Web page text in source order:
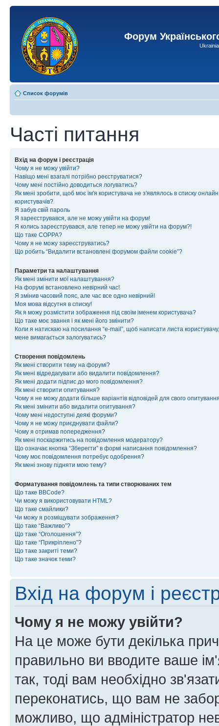
Форум
Список форумів
Часті питання
Вхід на форум і реєстрація
Чому я не можу увійти?
Навіщо мені взагалі потрібно реєструватися?
Чому мені постійно доводиться логуватись?
Як мені зробити, щоб моє ім'я користувача не з'являлось в списку онлайн
користувачів?
Я забув свій пароль
Я зареєструвався, але не можу увійти на форум!
Я колись зареєструвався, але тепер не можу увійти на форум?!
Що таке COPPA?
Чому я не можу зареєструватись?
Що робить “Видалити встановлені форумом файли cookie”?
Параметри та налаштування
Як мені змінити мої налаштування?
На форумі встановлено невірний час!
Я змінив часовий пояс, але час все одно невірний!
Моя мова відсутня в списку!
Як я можу розмістити зображення під своїм іменем користувача?
Що таке моє звання і як мені його змінити?
Коли я натискаю на посилання “e-mail”, щоб написати листа користувачу,
мене вимагається залогуватись?
Створення повідомлень
Як мені створити тему на форумі?
Як мені відредагувати або видалити повідомлення?
Як мені додати підпис до мого повідомлення?
Як мені створити опитування?
Чому я не можу додати більше варіантів відповідей для свого
Як мені змінити або видалити опитування?
Чому мені недоступні деякі форуми?
Чому я не можу приєднувати файли?
Чому я отримав попередження?
Як мені поскаржитись на повідомлення модератору?
Що означає кнопка “Зберегти” в формі написання повідомлення?
Чому моє повідомлення потребує одобрення?
Як мені знову підняти мою тему?
Форматування повідомлень та типи створюваних тем
Що таке BBCode?
Чи можу я використовувати HTML?
Що таке смайлики?
Чи можу я розміщувати зображення?
Що таке “Важливо”?
Що таке “Оголошення”?
Що таке “Прикріплено”?
Що таке закриті теми?
Що таке значок теми?
Вхід на форум і
Чому я не можу увійти?
На це може бути декілька
правильно ви вводите ваше
так, тоді вам необхідно
переконатись, що вам не
можливо, що адміністратор